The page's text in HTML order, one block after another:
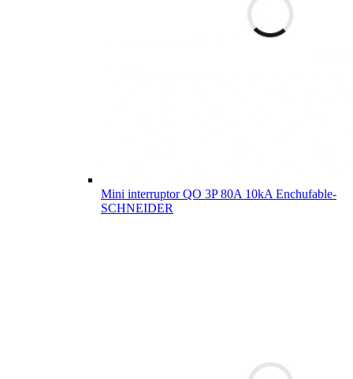
Mini interruptor QO 3P 80A 10kA Enchufable-
SCHNEIDER